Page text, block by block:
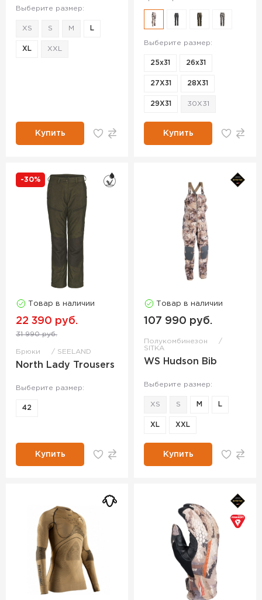
Выберите размер:
XS S M L
XL XXL
Купить
Выберите размер:
25x31 26x31
27X31 28X31
29X31 30X31
Купить
-30%
Товар в наличии
22 390 руб.
31 990 руб.
Брюки SEELAND
North Lady Trousers
Выберите размер:
42
Купить
Товар в наличии
107 990 руб.
Полукомбинезон
SITKA
WS Hudson Bib
Выберите размер:
XS S M L
XL XXL
Купить